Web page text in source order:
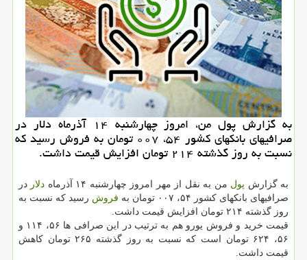
به گزارش پول من، امروز چهارشنبه ۱۴ آذرماه دلار در
صرافیهای بانکهای کشور ۵۴، ۰۰۷ تومان به فروش رسید که
نسبت به روز گذشته ۲۱۴ تومان افزایش قیمت داشت.
به گزارش پول من به نقل از مهر امروز چهارشنبه ۱۴ آذرماه دلار در
صرافیهای بانکهای کشور ۵۴، ۰۰۷ تومان به
فروش رسید که نسبت به
روز گذشته ۲۱۴ تومان افزایش قیمت داشت.
قیمت خرید و فروش یورو هم به ترتیب در این صرافی ها ۵۶، ۱۱۴ و
۵۶، ۶۲۴ تومان است که نسبت به روز گذشته ۲۶۵ تومان کاهش
قیمت داشت.